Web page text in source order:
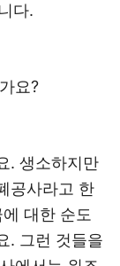
다.
요?
. 생소하지만
공사라고 한
대한 순도
. 그런 것들을